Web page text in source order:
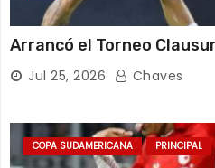
Arrancó el Torneo
Jul 25, 2026 Chaves
COPA SUDAMERICANA PRINCIPAL